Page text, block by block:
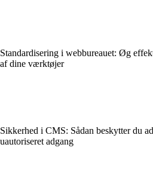
Standardisering i webbureauet: Øg
af dine værktøjer
Sikkerhed i CMS: Sådan beskytter du
uautoriseret adgang